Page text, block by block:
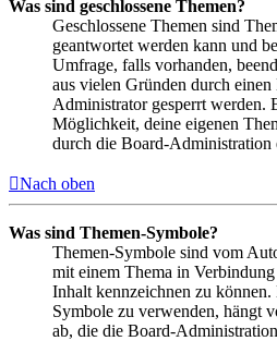
Was sind geschlossene Themen?
Geschlossene Themen sind
geantwortet werden kann und
Umfrage, falls vorhanden,
aus vielen Gründen durch
Administrator gesperrt werden.
Möglichkeit, deine eigenen
durch die Board-Administration
Nach oben
Was sind Themen-Symbole?
Themen-Symbole sind vom
mit einem Thema in Verbindung
Inhalt kennzeichnen zu
Symbole zu verwenden, hängt
ab, die die Board-